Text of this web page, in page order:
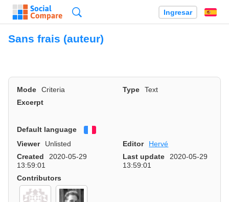
Ingresar
Sans frais (auteur)
Mode Criteria Type
Text
Excerpt
Default language
Viewer
Unlisted Editor
Hervé
Created
2020-05-29
13:59:01
Last update
2020-05-29
13:59:01
Contributors